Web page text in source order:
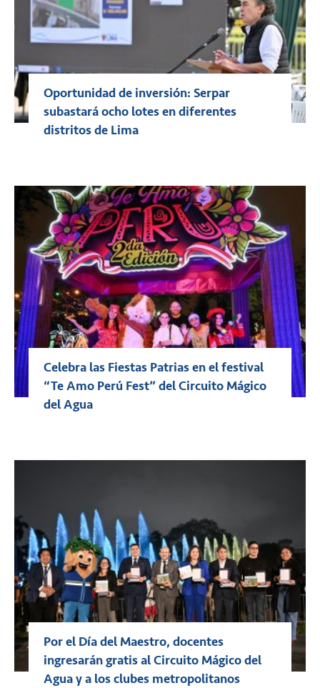
Oportunidad de inversión: Serpar
subastará ocho lotes en diferentes
distritos de Lima
Celebra las Fiestas Patrias en el festival
“Te Amo Perú Fest” del Circuito Mágico
del Agua
Por el Día del Maestro, docentes
ingresarán gratis al Circuito Mágico del
Agua y a los clubes metropolitanos